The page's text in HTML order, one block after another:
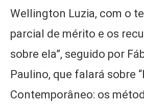
Wellington Luzia, com o
parcial de mérito e os
sobre ela”, seguido por
Paulino, que falará sobre
Contemporâneo: os